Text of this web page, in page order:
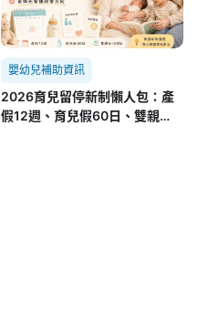
嬰幼兒補助資訊
2026育兒留停新制懶人包：產
假12週、育兒假60日、雙親